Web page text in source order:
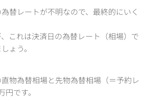
替レートが不明なので、最終的にいく
これは決済日の為替レート（相場）で
ょう。
物為替相場と先物為替相場（＝予約レ
です。